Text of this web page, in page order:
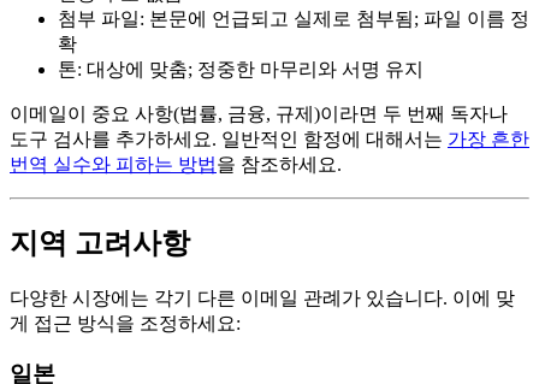
첨부 파일: 본문에 언급되고 실제로 첨부됨; 파일 이름 정
확
톤: 대상에 맞춤; 정중한 마무리와 서명 유지
이메일이 중요 사항(법률, 금융, 규제)이라면 두 번째 독자나
도구 검사를 추가하세요. 일반적인 함정에 대해서는 가장 흔한
번역 실수와 피하는 방법을 참조하세요.
지역 고려사항
다양한 시장에는 각기 다른 이메일 관례가 있습니다. 이에 맞
게 접근 방식을 조정하세요:
일본